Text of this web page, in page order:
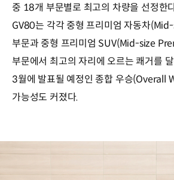
중 18개 부문별로 최고의 차량을 선정한
GV80는 각각 중형 프리미엄 자동차
부문과 중형 프리미엄 SUV(Mid-size
부문에서 최고의 자리에 오르는 쾌거를
3월에 발표될 예정인 종합 우승(Overall
가능성도 커졌다.